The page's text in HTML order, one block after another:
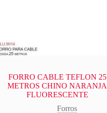
FORRO CABLE TEFLON 25
METROS CHINO NARANJA
FLUORESCENTE
Forros